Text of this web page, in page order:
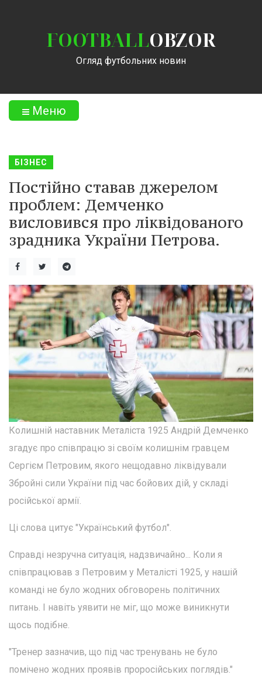
FOOTBALLOBZOR
Огляд футбольних новин
Меню
БІЗНЕС
Постійно ставав джерелом
проблем: Демченко
висловився про ліквідованого
зрадника України Петрова.
Колишній наставник Металіста 1925 Андрій Демченко
згадує про співпрацю зі своїм колишнім гравцем
Сергієм Петровим, якого нещодавно ліквідували
Збройні сили України під час бойових дій, у складі
російської армії.
Ці слова цитує "Український футбол".
Справді незручна ситуація, надзвичайно... Коли я
співпрацював з Петровим у Металісті 1925, у нашій
команді не було жодних обговорень політичних
питань. І навіть уявити не міг, що може виникнути
щось подібне.
"Тренер зазначив, що під час тренувань не було
помічено жодних проявів проросійських поглядів."